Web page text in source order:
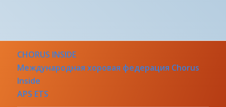
CHORUS INSIDE
Международная хоровая федерация Chorus
Inside
APS ETS